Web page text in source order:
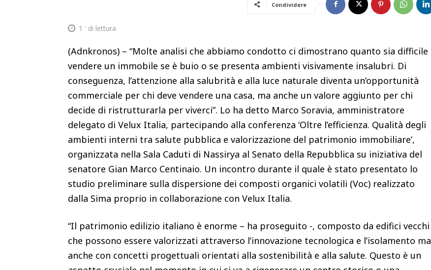
Condividere
1 ' di lettura
(Adnkronos) – “Molte analisi che abbiamo condotto ci dimostrano quanto sia difficile
vendere un immobile se è buio o se presenta ambienti visivamente insalubri. Di
conseguenza, l’attenzione alla salubrità e alla luce naturale diventa un’opportunità
commerciale per chi deve vendere una casa, ma anche un valore aggiunto per chi
decide di ristrutturarla per viverci”. Lo ha detto Marco Soravia, amministratore
delegato di Velux Italia, partecipando alla conferenza ‘Oltre l’efficienza. Qualità degli
ambienti interni tra salute pubblica e valorizzazione del patrimonio immobiliare’,
organizzata nella Sala Caduti di Nassirya al Senato della Repubblica su iniziativa del
senatore Gian Marco Centinaio. Un incontro durante il quale è stato presentato lo
studio preliminare sulla dispersione dei composti organici volatili (Voc) realizzato
dalla Sima proprio in collaborazione con Velux Italia.
“Il patrimonio edilizio italiano è enorme – ha proseguito -, composto da edifici vecchi
che possono essere valorizzati attraverso l’innovazione tecnologica e l’isolamento ma
anche con concetti progettuali orientati alla sostenibilità e alla salute. Questo è un